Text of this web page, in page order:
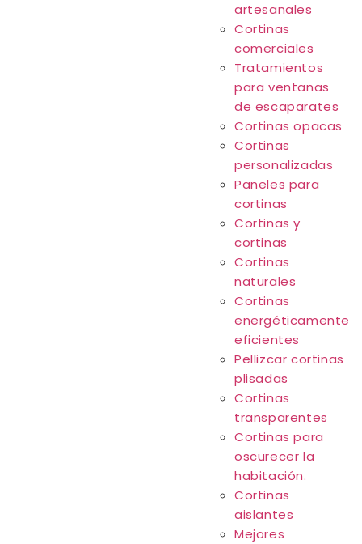
artesanales
Cortinas
comerciales
Tratamientos
para ventanas
de escaparates
Cortinas opacas
Cortinas
personalizadas
Paneles para
cortinas
Cortinas y
cortinas
Cortinas
naturales
Cortinas
energéticamente
eficientes
Pellizcar cortinas
plisadas
Cortinas
transparentes
Cortinas para
oscurecer la
habitación.
Cortinas
aislantes
Mejores